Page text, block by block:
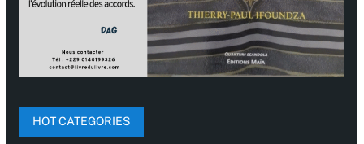
HOT CATEGORIES